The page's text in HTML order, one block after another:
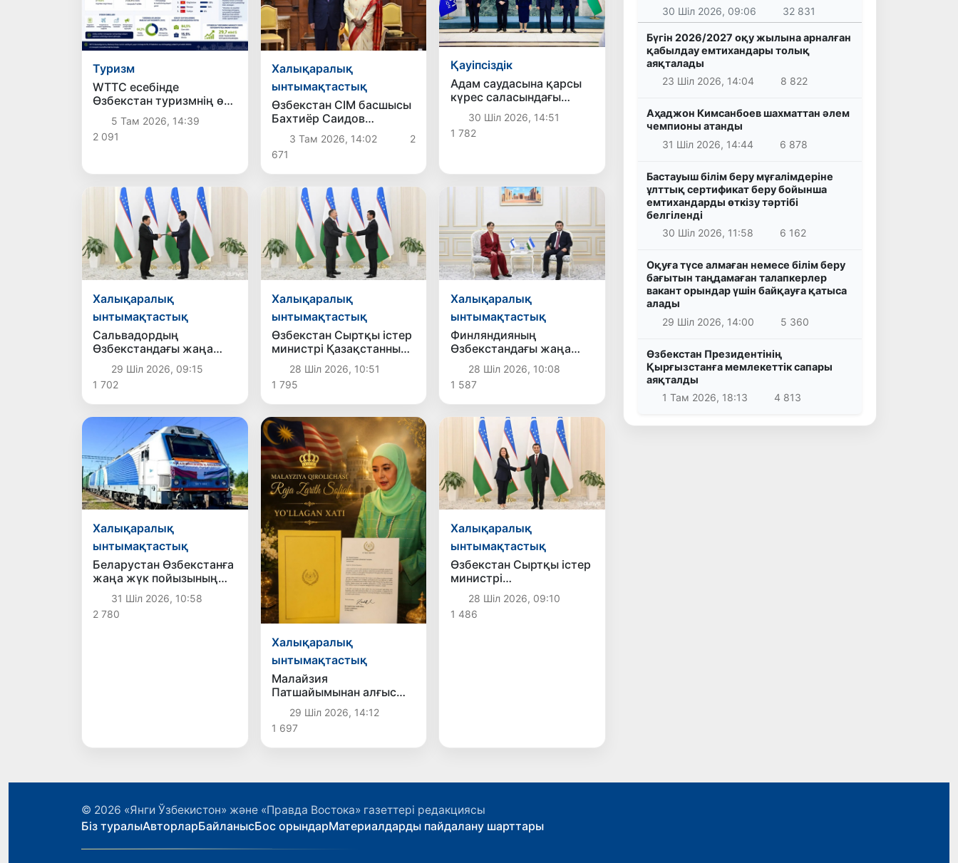
Туризм
WTTC есебінде
Өзбекстан туризмнің өсу
қарқыны бойынша
Орталық Азияда бірінші
орынға шықты
5 Там 2026, 14:39
2 091
Халықаралық
ынтымақтастық
Өзбекстан СІМ басшысы
Бахтиёр Саидов
Үндістан Президентімен
екіжақты
байланыстарды нығайту
мәселелерін талқылады
3 Там 2026, 14:02
2
671
Қауіпсіздік
Адам саудасына қарсы
күрес саласындағы
ұлттық және аймақтық
ынтымақтастықтың
жаңа басым бағыттары
30 Шіл 2026, 14:51
1 782
Халықаралық
ынтымақтастық
Сальвадордың
Өзбекстандағы жаңа
елшісі аккредитациядан
өтті29 Шіл 2026, 09:15
1 702
Халықаралық
ынтымақтастық
Өзбекстан Сыртқы істер
министрі Қазақстанның
жаңа елшісінен сенім
грамоталарының
көшірмелерін
қабылдады
28 Шіл 2026, 10:51
1 795
Халықаралық
ынтымақтастық
Финляндияның
Өзбекстандағы жаңа
елшісі аккредитациядан
өтті28 Шіл 2026, 10:08
1 587
Халықаралық
ынтымақтастық
Беларустан Өзбекстанға
жаңа жүк пойызының
қатынауы жолға
қойылды
31 Шіл 2026, 10:58
2 780
Халықаралық
ынтымақтастық
Малайзия
Патшайымынан алғыс
29 Шіл 2026, 14:12
1 697
Халықаралық
ынтымақтастық
Өзбекстан Сыртқы істер
министрі
Португалияның жаңа
елшісінің сенім
грамоталарын
28 Шіл 2026, 09:10
1 486
30 Шіл 2026, 09:06 32 831
Бүгін 2026/2027 оқу жылына арналған
қабылдау емтихандары толық
аяқталады
23 Шіл 2026, 14:04
8 822
Аҳаджон Кимсанбоев шахматтан әлем
чемпионы атанды
31 Шіл 2026, 14:44
6 878
Бастауыш білім беру мұғалімдеріне
ұлттық сертификат беру бойынша
емтихандарды өткізу тәртібі
белгіленді
30 Шіл 2026, 11:58
6 162
Оқуға түсе алмаған немесе білім беру
бағытын таңдамаған талапкерлер
вакант орындар үшін байқауға қатыса
алады
29 Шіл 2026, 14:00
5 360
Өзбекстан Президентінің
Қырғызстанға мемлекеттік сапары
аяқталды
1 Там 2026, 18:13
4 813
© 2026 «Янги Ўзбекистон» және «Правда Востока» газеттері редакциясы
Біз туралыАвторларБайланысБос орындарМатериалдарды пайдалану шарттары